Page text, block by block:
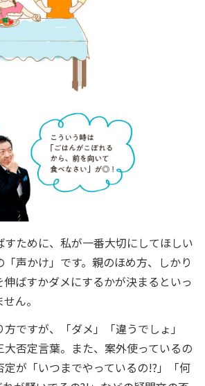
ために、私が一番大切にしてほしい
声かけ」です。親のほめ方、しかり
ばすかダメにするかが決まるといっ
ん。
ですが、「ダメ」「違うでしょ」
大否定言葉。また、案外使っているの
定が「いつまでやっているの!?」「何